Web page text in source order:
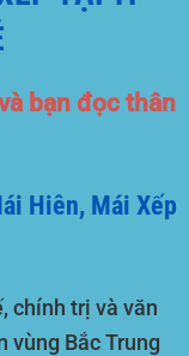
bạn đọc thân
Hiên, Mái Xếp
chính trị và văn
vùng Bắc Trung